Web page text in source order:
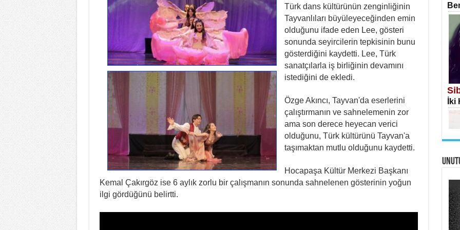
Türk dans kültürünün zenginliğinin
Tayvanlıları büyüleyeceğinden emin
olduğunu ifade eden Lee, gösteri
sonunda seyircilerin tepkisinin bunu
gösterdiğini kaydetti. Lee, Türk
sanatçılarla iş birliğinin devamını
istediğini de ekledi.
Özge Akıncı, Tayvan'da eserlerini
çalıştırmanın ve sahnelemenin zor
ama son derece heyecan verici
olduğunu, Türk kültürünü Tayvan'a
taşımaktan mutlu olduğunu kaydetti.
Hocapaşa Kültür Merkezi Başkanı
Kemal Çakırgöz ise 6 aylık zorlu bir çalışmanın sonunda sahnelenen gösterinin yoğun
ilgi gördüğünü belirtti.
İki